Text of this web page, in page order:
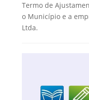
Termo de
o Município e a
Ltda.